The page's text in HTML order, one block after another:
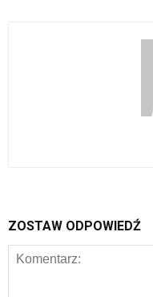
ZOSTAW ODPOWIEDŹ